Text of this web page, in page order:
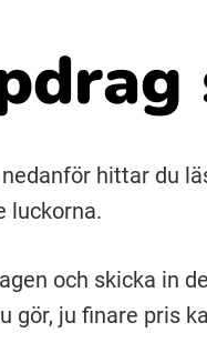
hittar du
luckorna.
och skicka in
gör, ju finare pris